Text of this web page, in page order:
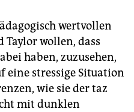
wertvollen
Taylor wollen, dass
haben, zuzusehen,
eine stressige Situation
wie sie der taz
mit dunklen